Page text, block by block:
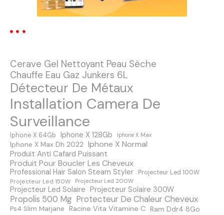
o
d
e
s
m
e
s
s
Cerave Gel Nettoyant Peau Sèche
Chauffe Eau Gaz Junkers 6L
Détecteur De Métaux
Installation Camera De
Surveillance
Iphone X 64Gb Iphone X 128Gb Iphone X Max
Iphone X Max Dh 2022 Iphone X Normal
Produit Anti Cafard Puissant
Produit Pour Boucler Les Cheveux
Professional Hair Salon Steam Styler
Projecteur Led 100W
Projecteur Led 150W
Projecteur Led 200W
Projecteur Led Solaire Projecteur Solaire 300W
Propolis 500 Mg Protecteur De Chaleur Cheveux
Ps4 Slim Marjane Racine Vita Vitamine C Ram Ddr4 8Go